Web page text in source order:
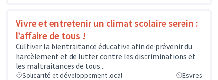
Vivre et entretenir un climat scolaire serein :
l’affaire de tous !
Cultiver la bientraitance éducative afin de prévenir du
harcèlement et de lutter contre les discriminations et
les maltraitances de tous...
Solidarité et développement local Esvres